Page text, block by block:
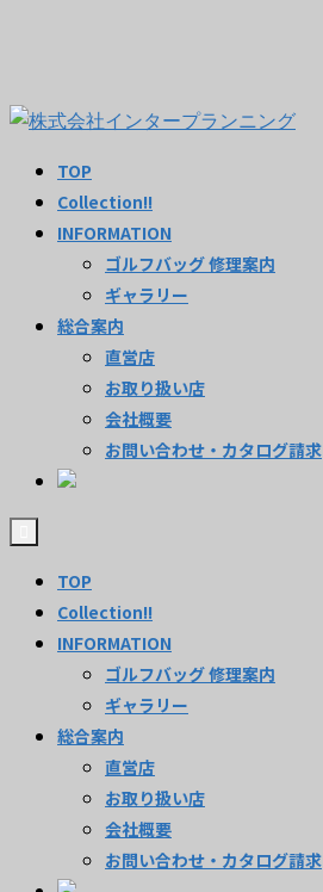
TOP
Collection!!
INFORMATION
ゴルフバッグ 修理案内
ギャラリー
総合案内
直営店
お取り扱い店
会社概要
お問い合わせ・カタログ請求
TOP
Collection!!
INFORMATION
ゴルフバッグ 修理案内
ギャラリー
総合案内
直営店
お取り扱い店
会社概要
お問い合わせ・カタログ請求